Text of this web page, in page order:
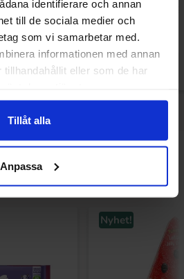
identifierare och annan
till de sociala medier och
som vi samarbetar med.
informationen med annan
eller som de har
Tillåt alla
Anpassa
36st
Logga in för
gillade
Nyhet!